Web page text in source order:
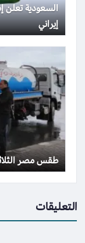
السعودية تعلن
إيراني
طقس مصر
التعليقات